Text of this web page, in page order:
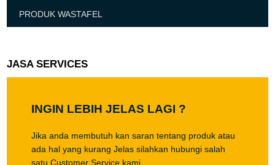
PRODUK WASTAFEL
JASA SERVICES
INGIN LEBIH JELAS LAGI ?
Jika anda membutuh kan saran tentang produk atau
ada hal yang kurang Jelas silahkan hubungi salah
satu Customer Service kami